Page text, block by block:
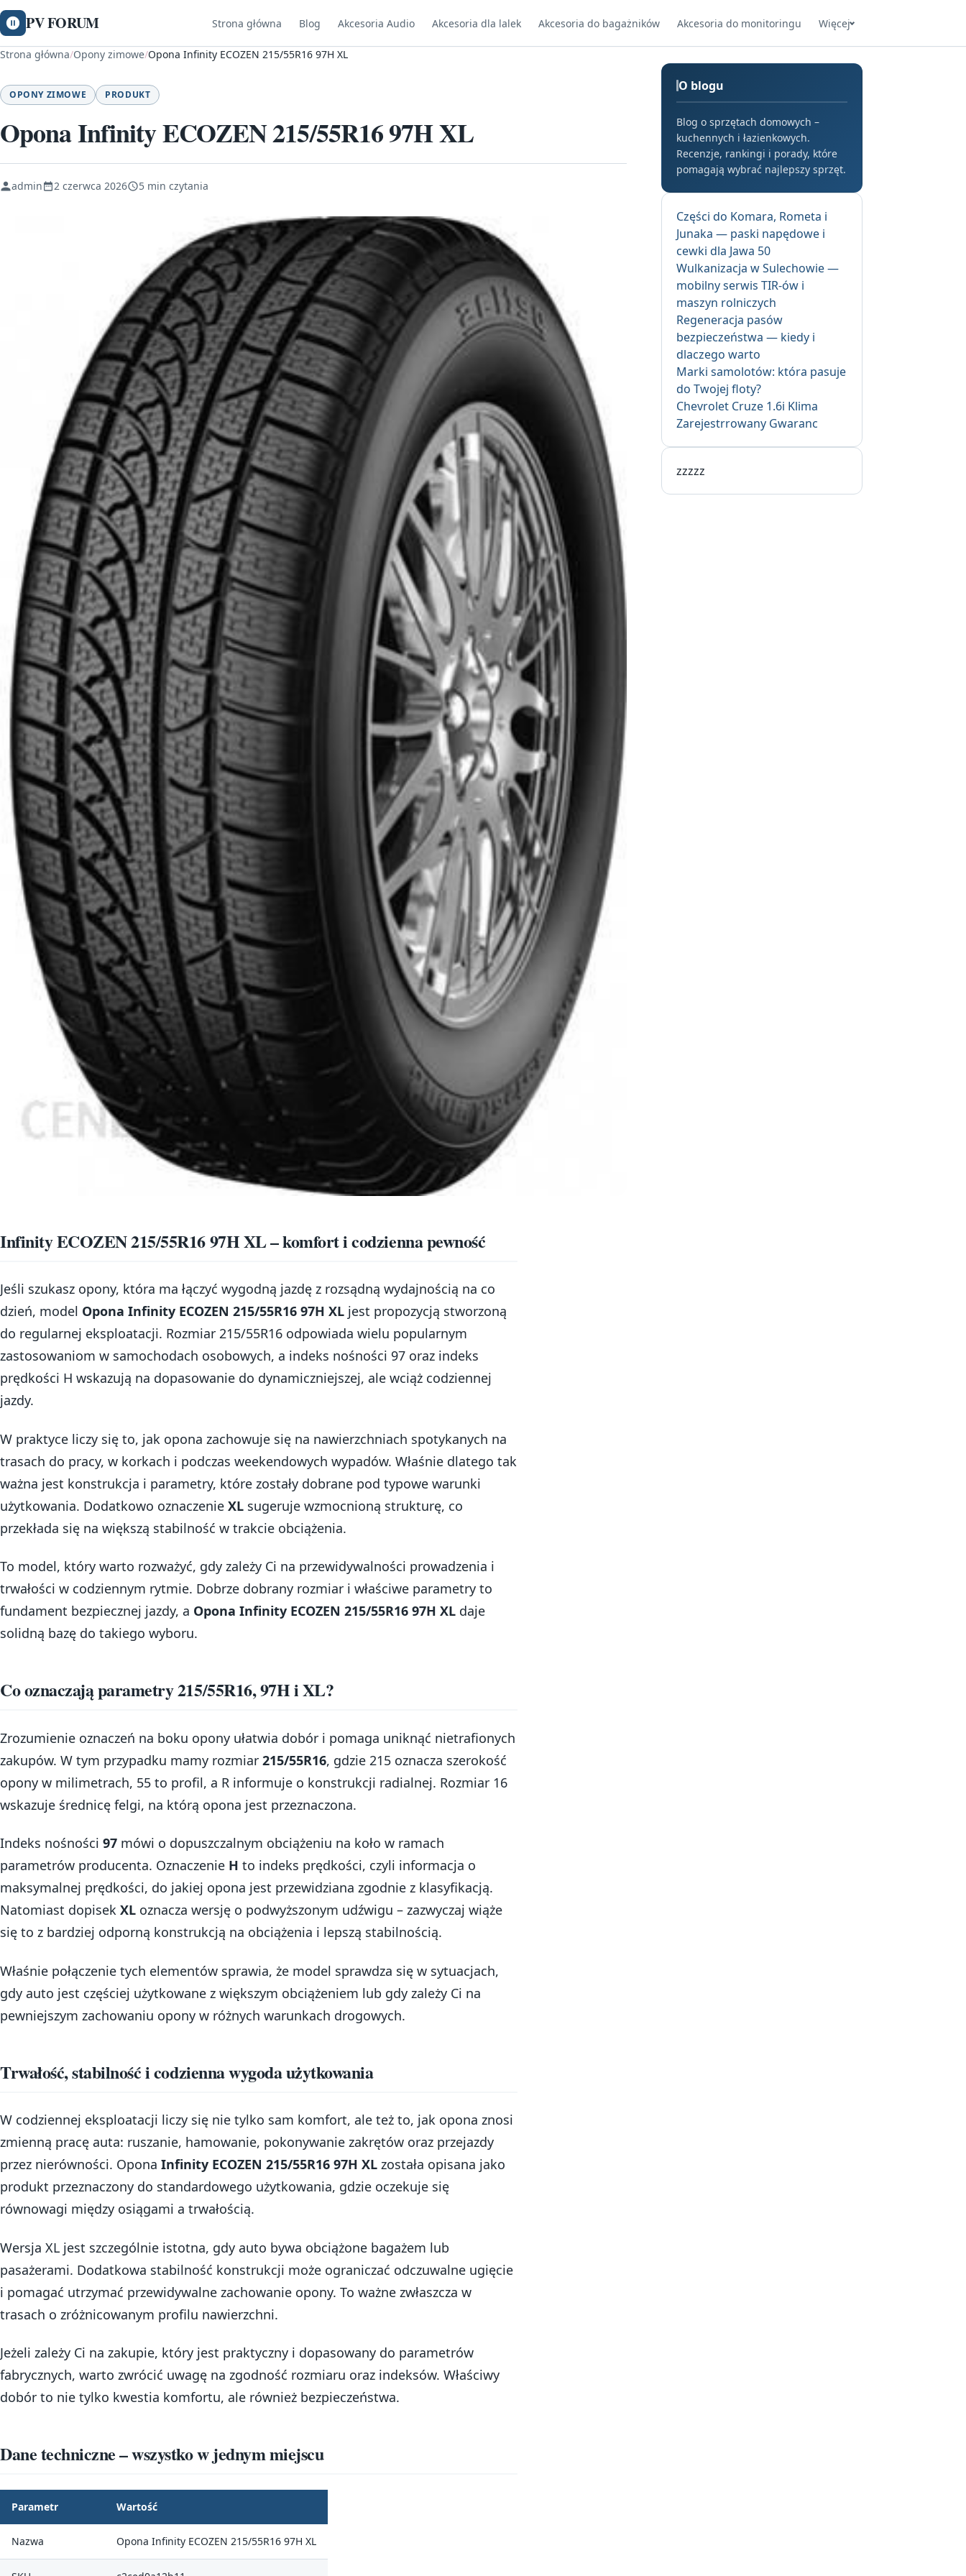
PV FORUM Strona główna Blog Akcesoria Audio Akcesoria dla lalek Akcesoria do bagażników Akcesoria do monitoringu Więcej
Strona główna/Opony zimowe/Opona Infinity ECOZEN 215/55R16 97H XL
OPONY ZIMOWE PRODUKT
Opona Infinity ECOZEN 215/55R16 97H XL
admin 2 czerwca 2026 5 min czytania
Infinity ECOZEN 215/55R16 97H XL – komfort i codzienna pewność
Jeśli szukasz opony, która ma łączyć wygodną jazdę z rozsądną wydajnością na co
dzień, model Opona Infinity ECOZEN 215/55R16 97H XL jest propozycją stworzoną
do regularnej eksploatacji. Rozmiar 215/55R16 odpowiada wielu popularnym
zastosowaniom w samochodach osobowych, a indeks nośności 97 oraz indeks
prędkości H wskazują na dopasowanie do dynamiczniejszej, ale wciąż codziennej
jazdy.
W praktyce liczy się to, jak opona zachowuje się na nawierzchniach spotykanych na
trasach do pracy, w korkach i podczas weekendowych wypadów. Właśnie dlatego tak
ważna jest konstrukcja i parametry, które zostały dobrane pod typowe warunki
użytkowania. Dodatkowo oznaczenie XL sugeruje wzmocnioną strukturę, co
przekłada się na większą stabilność w trakcie obciążenia.
To model, który warto rozważyć, gdy zależy Ci na przewidywalności prowadzenia i
trwałości w codziennym rytmie. Dobrze dobrany rozmiar i właściwe parametry to
fundament bezpiecznej jazdy, a Opona Infinity ECOZEN 215/55R16 97H XL daje
solidną bazę do takiego wyboru.
Co oznaczają parametry 215/55R16, 97H i XL?
Zrozumienie oznaczeń na boku opony ułatwia dobór i pomaga uniknąć nietrafionych
zakupów. W tym przypadku mamy rozmiar 215/55R16, gdzie 215 oznacza szerokość
opony w milimetrach, 55 to profil, a R informuje o konstrukcji radialnej. Rozmiar 16
wskazuje średnicę felgi, na którą opona jest przeznaczona.
Indeks nośności 97 mówi o dopuszczalnym obciążeniu na koło w ramach
parametrów producenta. Oznaczenie H to indeks prędkości, czyli informacja o
maksymalnej prędkości, do jakiej opona jest przewidziana zgodnie z klasyfikacją.
Natomiast dopisek XL oznacza wersję o podwyższonym udźwigu – zazwyczaj wiąże
się to z bardziej odporną konstrukcją na obciążenia i lepszą stabilnością.
Właśnie połączenie tych elementów sprawia, że model sprawdza się w sytuacjach,
gdy auto jest częściej użytkowane z większym obciążeniem lub gdy zależy Ci na
pewniejszym zachowaniu opony w różnych warunkach drogowych.
Trwałość, stabilność i codzienna wygoda użytkowania
W codziennej eksploatacji liczy się nie tylko sam komfort, ale też to, jak opona znosi
zmienną pracę auta: ruszanie, hamowanie, pokonywanie zakrętów oraz przejazdy
przez nierówności. Opona Infinity ECOZEN 215/55R16 97H XL została opisana jako
produkt przeznaczony do standardowego użytkowania, gdzie oczekuje się
równowagi między osiągami a trwałością.
Wersja XL jest szczególnie istotna, gdy auto bywa obciążone bagażem lub
pasażerami. Dodatkowa stabilność konstrukcji może ograniczać odczuwalne ugięcie
i pomagać utrzymać przewidywalne zachowanie opony. To ważne zwłaszcza w
trasach o zróżnicowanym profilu nawierzchni.
Jeżeli zależy Ci na zakupie, który jest praktyczny i dopasowany do parametrów
fabrycznych, warto zwrócić uwagę na zgodność rozmiaru oraz indeksów. Właściwy
dobór to nie tylko kwestia komfortu, ale również bezpieczeństwa.
Dane techniczne – wszystko w jednym miejscu
Parametr Wartość
Nazwa Opona Infinity ECOZEN 215/55R16 97H XL
O blogu
Blog o sprzętach domowych –
kuchennych i łazienkowych.
Recenzje, rankingi i porady, które
pomagają wybrać najlepszy sprzęt.
Części do Komara, Rometa i
Junaka — paski napędowe i
cewki dla Jawa 50
Wulkanizacja w Sulechowie —
mobilny serwis TIR-ów i
maszyn rolniczych
Regeneracja pasów
bezpieczeństwa — kiedy i
dlaczego warto
Marki samolotów: która pasuje
do Twojej floty?
Chevrolet Cruze 1.6i Klima
Zarejestrrowany Gwaranc
zzzzz